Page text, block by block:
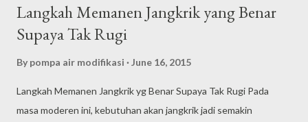
Langkah Memanen Jangkrik yang Benar
Supaya Tak Rugi
By pompa air modifikasi June 16, 2015
Langkah Memanen Jangkrik yg Benar Supaya Tak Rugi Pada
masa moderen ini, kebutuhan akan jangkrik jadi semakin